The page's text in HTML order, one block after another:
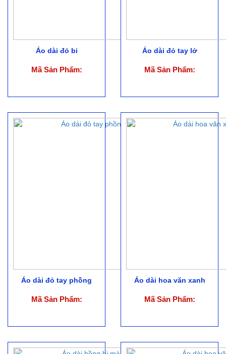
Áo dài đỏ bi
Mã Sản Phẩm:
Áo dài đỏ tay lở
Mã Sản Phẩm:
Áo dài đỏ tay phồng
Mã Sản Phẩm:
Áo dài hoa văn xanh
Mã Sản Phẩm: